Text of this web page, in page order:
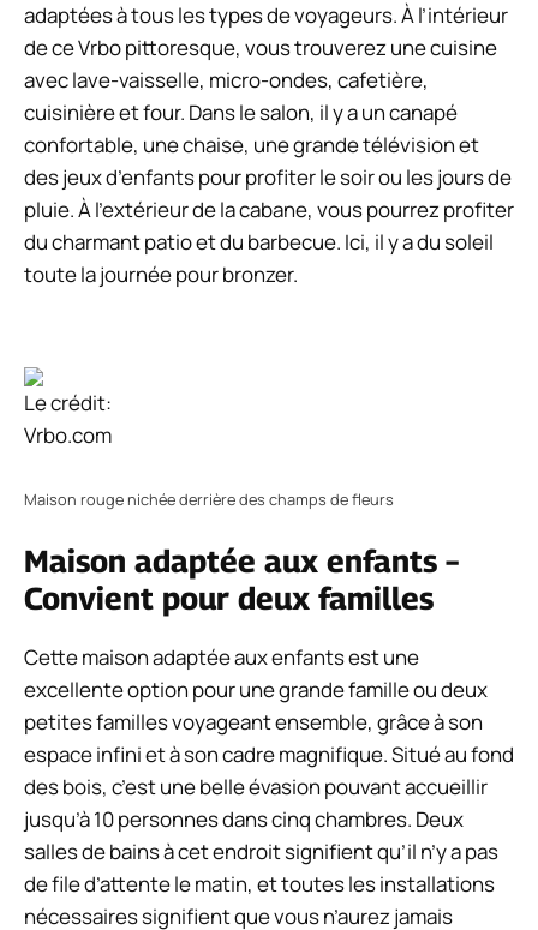
adaptées à tous les types de voyageurs. À l’intérieur
de ce Vrbo pittoresque, vous trouverez une cuisine
avec lave-vaisselle, micro-ondes, cafetière,
cuisinière et four. Dans le salon, il y a un canapé
confortable, une chaise, une grande télévision et
des jeux d’enfants pour profiter le soir ou les jours de
pluie. À l’extérieur de la cabane, vous pourrez profiter
du charmant patio et du barbecue. Ici, il y a du soleil
toute la journée pour bronzer.
Le crédit:
Vrbo.com
Maison rouge nichée derrière des champs de fleurs
Maison adaptée aux enfants –
Convient pour deux familles
Cette maison adaptée aux enfants est une
excellente option pour une grande famille ou deux
petites familles voyageant ensemble, grâce à son
espace infini et à son cadre magnifique. Situé au fond
des bois, c’est une belle évasion pouvant accueillir
jusqu’à 10 personnes dans cinq chambres. Deux
salles de bains à cet endroit signifient qu’il n’y a pas
de file d’attente le matin, et toutes les installations
nécessaires signifient que vous n’aurez jamais